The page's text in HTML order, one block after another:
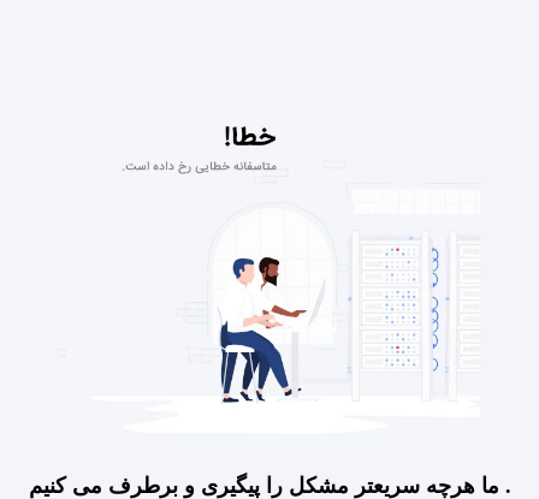
ما هرچه سریعتر مشکل را پیگیری و برطرف می کنیم .